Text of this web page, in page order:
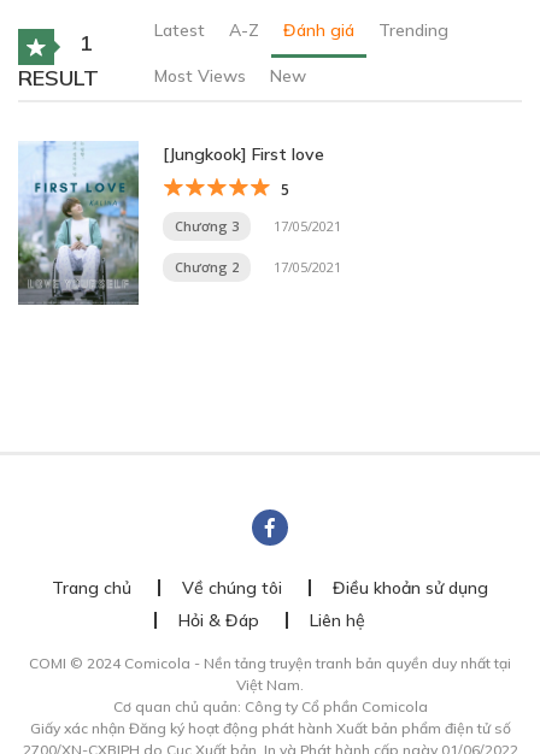
1
RESULT
Latest A-Z Đánh giá Trending
Most Views New
[Jungkook] First love
5
Chương 3 17/05/2021
Chương 2 17/05/2021
Trang chủ Về chúng tôi
Điều khoản sử dụng
Hỏi & Đáp
Liên hệ
COMI © 2024 Comicola - Nền tảng truyện tranh bản quyền duy nhất tại
Việt Nam.
Cơ quan chủ quản: Công ty Cổ phần Comicola
Giấy xác nhận Đăng ký hoạt động phát hành Xuất bản phẩm điện tử số
2700/XN-CXBIPH do Cục Xuất bản, In và Phát hành cấp ngày 01/06/2022